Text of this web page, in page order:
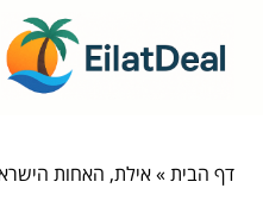
דף הבית»אילת, האחות